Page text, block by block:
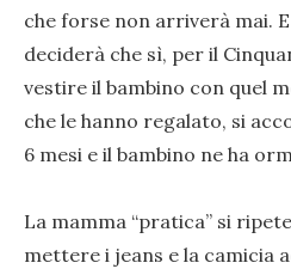
che forse non arriverà mai.
deciderà che sì, per il
vestire il bambino con quel
che le hanno regalato, si
6 mesi e il bambino ne ha
La mamma “pratica” si
mettere i jeans e la camicia